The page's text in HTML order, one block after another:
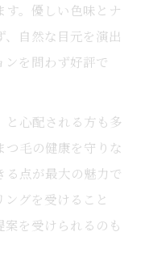
。優しい色味とナ
自然な目元を演出
を問わず好評で
と心配される方も多
毛の健康を守りな
る点が最大の魅力で
グを受けること
を受けられるのも